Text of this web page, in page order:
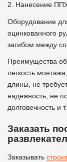
2. Нанесение ППУ
Оборудование
оцинкованного
загибом между
Преимущества
легкость
длины, не
надежность, не
долговечность и
Заказать
Заказывать